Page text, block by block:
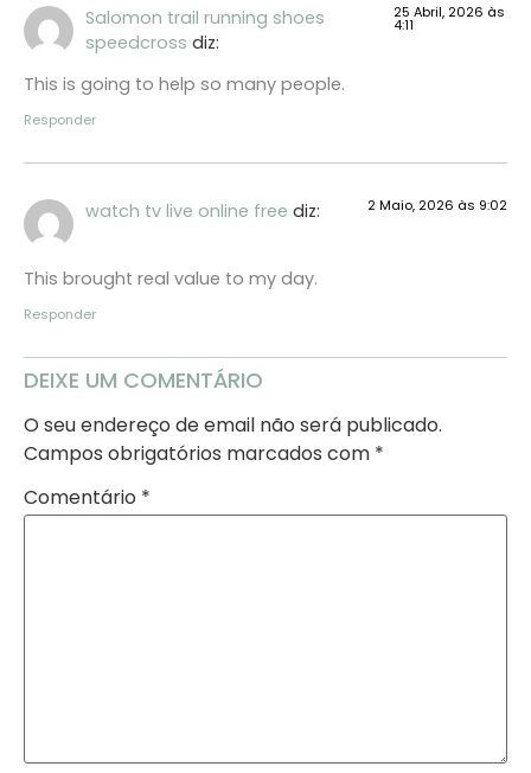
Salomon trail running shoes
speedcross diz:
25 Abril, 2026 às
4:11
This is going to help so many people.
Responder
watch tv live online free diz: 2 Maio, 2026 às 9:02
This brought real value to my day.
Responder
DEIXE UM COMENTÁRIO
O seu endereço de email não será publicado.
Campos obrigatórios marcados com *
Comentário *